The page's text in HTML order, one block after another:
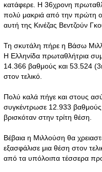
κατάφερε. Η 36χρονη
πολύ μακριά από την πρώτη
αυτή της Κινέζας Βεντζούν
Τη σκυτάλη πήρε η Βάσω
Η Ελληνίδα πρωταθλήτρια
14.366 βαθμούς και 53.524
στον τελικό.
Πολύ καλά πήγε και στους
συγκέντρωσε 12.933
βρισκόταν στην τρίτη θέση.
Βέβαια η Μιλλούση θα
εξασφάλισε μια θέση στον
από τα υπόλοιπα τέσσερα